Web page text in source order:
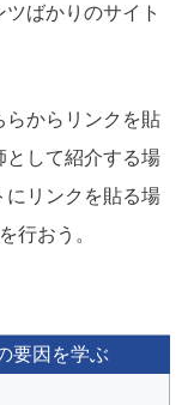
ばかりのサイト
らからリンクを貼
として紹介する場
にリンクを貼る場
行おう。
要因を学ぶ